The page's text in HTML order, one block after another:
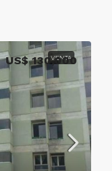
VENTA
US$ 130,000